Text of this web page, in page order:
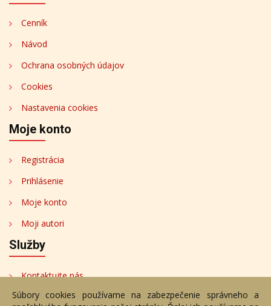
Cenník
Návod
Ochrana osobných údajov
Cookies
Nastavenia cookies
Moje konto
Registrácia
Prihlásenie
Moje konto
Moji autori
Služby
Kontaktujte nás
Bezplatné poradenstvo
Súbory cookies používame na zabezpečenie správneho a